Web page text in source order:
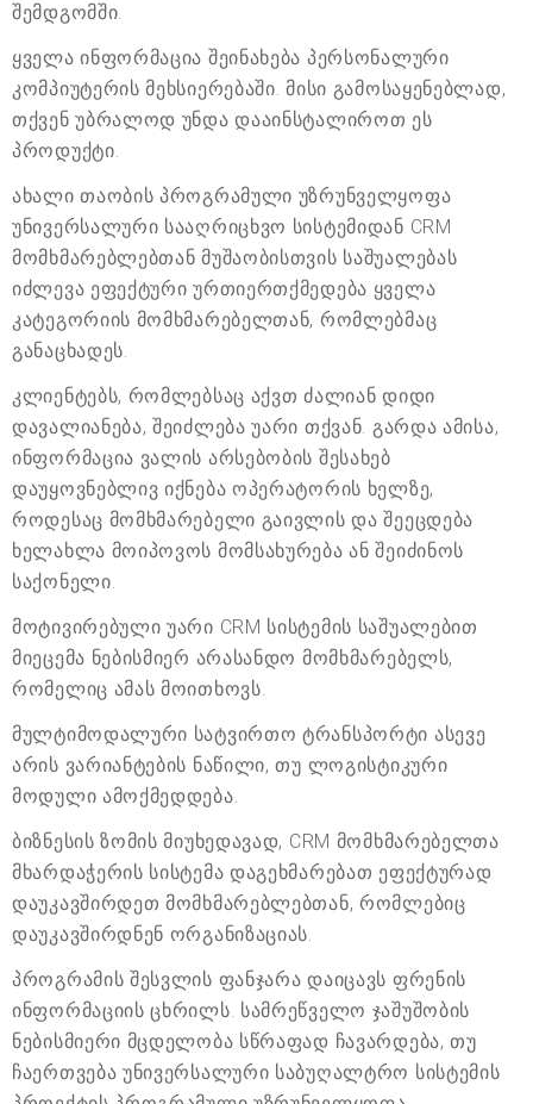
შემდგომში.
ყველა ინფორმაცია შეინახება პერსონალური
კომპიუტერის მეხსიერებაში. მისი გამოსაყენებლად,
თქვენ უბრალოდ უნდა დააინსტალიროთ ეს
პროდუქტი.
ახალი თაობის პროგრამული უზრუნველყოფა
უნივერსალური სააღრიცხვო სისტემიდან CRM
მომხმარებლებთან მუშაობისთვის საშუალებას
იძლევა ეფექტური ურთიერთქმედება ყველა
კატეგორიის მომხმარებელთან, რომლებმაც
განაცხადეს.
კლიენტებს, რომლებსაც აქვთ ძალიან დიდი
დავალიანება, შეიძლება უარი თქვან. გარდა ამისა,
ინფორმაცია ვალის არსებობის შესახებ
დაუყოვნებლივ იქნება ოპერატორის ხელზე,
როდესაც მომხმარებელი გაივლის და შეეცდება
ხელახლა მოიპოვოს მომსახურება ან შეიძინოს
საქონელი.
მოტივირებული უარი CRM სისტემის საშუალებით
მიეცემა ნებისმიერ არასანდო მომხმარებელს,
რომელიც ამას მოითხოვს.
მულტიმოდალური სატვირთო ტრანსპორტი ასევე
არის ვარიანტების ნაწილი, თუ ლოგისტიკური
მოდული ამოქმედდება.
ბიზნესის ზომის მიუხედავად, CRM მომხმარებელთა
მხარდაჭერის სისტემა დაგეხმარებათ ეფექტურად
დაუკავშირდეთ მომხმარებლებთან, რომლებიც
დაუკავშირდნენ ორგანიზაციას.
პროგრამის შესვლის ფანჯარა დაიცავს ფრენის
ინფორმაციის ცხრილს. სამრეწველო ჯაშუშობის
ნებისმიერი მცდელობა სწრაფად ჩავარდება, თუ
ჩაერთვება უნივერსალური საბუღალტრო სისტემის